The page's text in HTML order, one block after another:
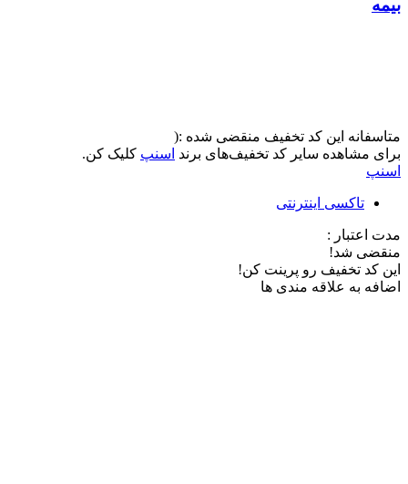
بیمه
متاسفانه این کد تخفیف منقضی شده :(
برای مشاهده سایر کد تخفیف‌های برند اسنپ کلیک کن.
اسنپ
تاکسی اینترنتی
مدت اعتبار :
منقضی شد!
این کد تخفیف رو پرینت کن!
اضافه به علاقه مندی ها